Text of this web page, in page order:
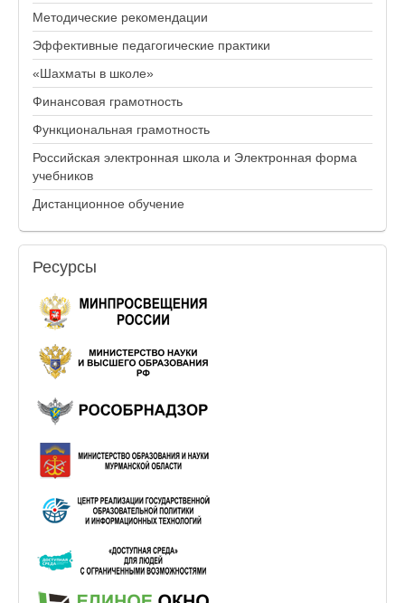
Методические рекомендации
Эффективные педагогические практики
«Шахматы в школе»
Финансовая грамотность
Функциональная грамотность
Российская электронная школа и Электронная форма
учебников
Дистанционное обучение
Ресурсы